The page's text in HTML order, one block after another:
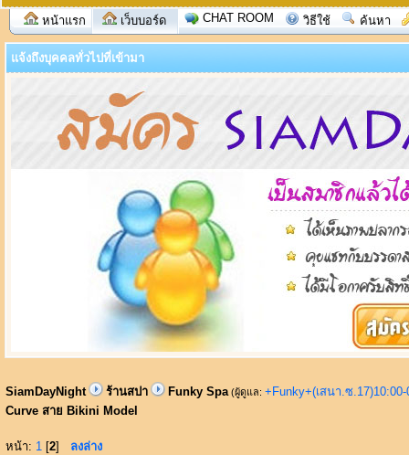
หน้าแรก เว็บบอร์ด CHAT ROOM วิธีใช้ ค้นหา
แจ้งถึงบุคคลทั่วไปที่เข้ามา
SiamDayNight ร้านสปา Funky Spa (ผู้ดูแล: +Funky+(เสนา.ซ
Curve สาย Bikini Model
หน้า: 1 [2] ลงล่าง